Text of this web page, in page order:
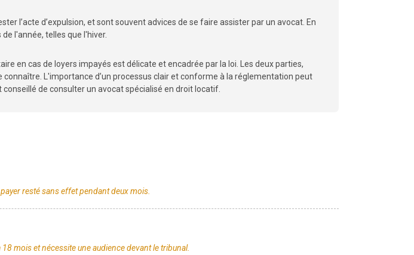
l’acte d’expulsion, et sont souvent advices de se faire assister par un avocat. En
l'année, telles que l'hiver.
en cas de loyers impayés est délicate et encadrée par la loi. Les deux parties,
L'importance d’un processus clair et conforme à la réglementation peut
de consulter un avocat spécialisé en droit locatif.